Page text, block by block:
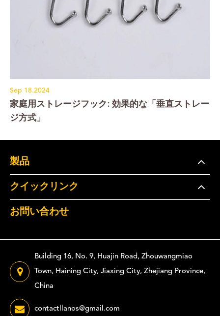
Sep 18.2024
家庭用ストレージフック: 効果的な「垂直ストレー
ジ方式」
製品
クイックリンク
お問い合わせ
Building 16, No. 9, Huajin Road, Zhouwangmiao
Town, Haining City, Jiaxing City, Zhejiang Province,
China
contactllanos@gmail.com